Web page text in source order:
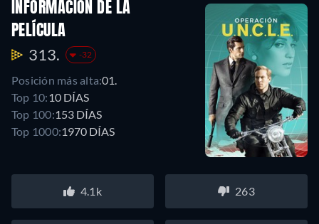
INFORMACIÓN DE LA
PELÍCULA
313. -32
Posición más alta:01.
Top 10: 10 DÍAS
Top 100:153 DÍAS
Top 1000:1970 DÍAS
4.1k 263